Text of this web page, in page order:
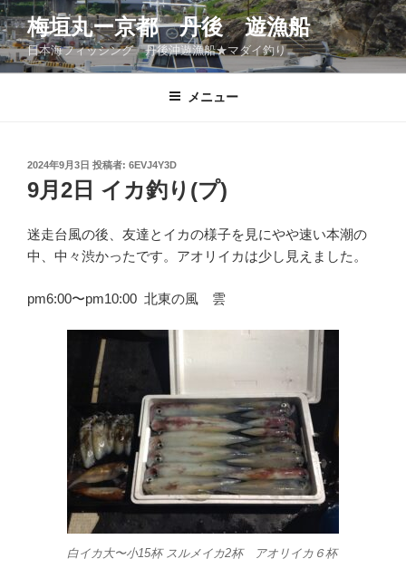
コ
ン
テ
ン
梅垣丸ー京都 丹後 遊漁船
日本海フィッシング 丹後沖遊漁船★マダイ釣り
メニュー
投
稿
日:
2024年9月3日 投稿者: 6EVJ4Y3D
9月2日 イカ釣り(プ)
迷走台風の後、友達とイカの様子を見にやや速い本潮の
中、中々渋かったです。アオリイカは少し見えました。
pm6:00〜pm10:00 北東の風 雲
白イカ大〜小15杯 スルメイカ2杯 アオリイカ６杯